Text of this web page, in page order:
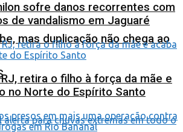
mas duplicação não chega ao
sofre danos recorrentes com
de vandalismo em Jaguaré
retira o filho à força da mãe e
no Norte do Espírito Santo